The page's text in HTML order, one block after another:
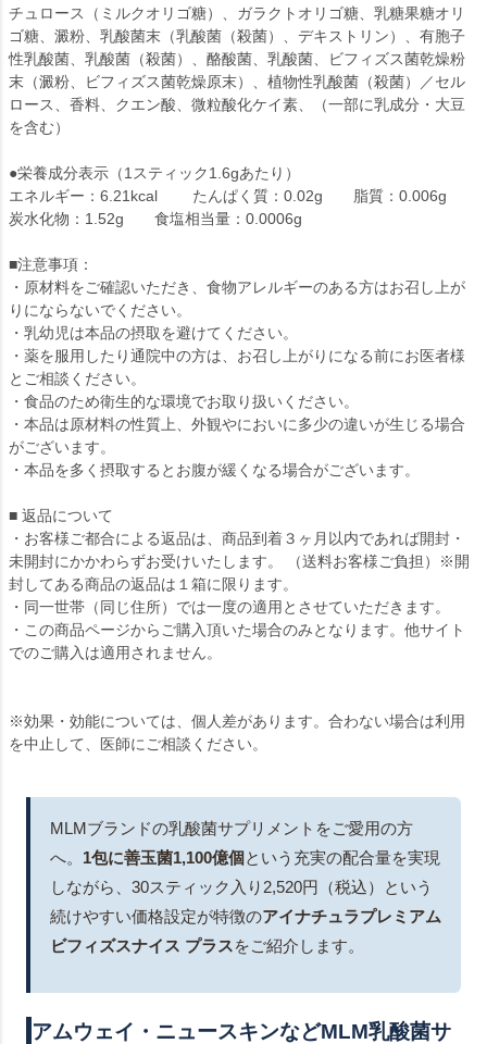
チュロース（ミルクオリゴ糖）、ガラクトオリゴ糖、乳糖果糖オリ
ゴ糖、澱粉、乳酸菌末（乳酸菌（殺菌）、デキストリン）、有胞子
性乳酸菌、乳酸菌（殺菌）、酪酸菌、乳酸菌、ビフィズス菌乾燥粉
末（澱粉、ビフィズス菌乾燥原末）、植物性乳酸菌（殺菌）／セル
ロース、香料、クエン酸、微粒酸化ケイ素、（一部に乳成分・大豆
を含む）
●栄養成分表示（1スティック1.6gあたり）
エネルギー：6.21kcal たんぱく質：0.02g 脂質：0.006g
炭水化物：1.52g 食塩相当量：0.0006g
■注意事項：
・原材料をご確認いただき、食物アレルギーのある方はお召し上が
りにならないでください。
・乳幼児は本品の摂取を避けてください。
・薬を服用したり通院中の方は、お召し上がりになる前にお医者様
とご相談ください。
・食品のため衛生的な環境でお取り扱いください。
・本品は原材料の性質上、外観やにおいに多少の違いが生じる場合
がございます。
・本品を多く摂取するとお腹が緩くなる場合がございます。
■ 返品について
・お客様ご都合による返品は、商品到着３ヶ月以内であれば開封・
未開封にかかわらずお受けいたします。 （送料お客様ご負担）※開
封してある商品の返品は１箱に限ります。
・同一世帯（同じ住所）では一度の適用とさせていただきます。
・この商品ページからご購入頂いた場合のみとなります。他サイト
でのご購入は適用されません。
※効果・効能については、個人差があります。合わない場合は利用
を中止して、医師にご相談ください。
MLMブランドの乳酸菌サプリメントをご愛用の方
へ。 1包に善玉菌1,100億個という充実の配合量を実現
しながら、30スティック入り2,520円（税込）という
続けやすい価格設定が特徴のアイナチュラプレミアム
ビフィズスナイス プラスをご紹介します。
アムウェイ・ニュースキンなどMLM乳酸菌サ